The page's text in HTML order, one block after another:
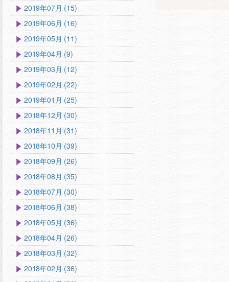
2019年07月 (15)
2019年06月 (16)
2019年05月 (11)
2019年04月 (9)
2019年03月 (12)
2019年02月 (22)
2019年01月 (25)
2018年12月 (30)
2018年11月 (31)
2018年10月 (39)
2018年09月 (26)
2018年08月 (35)
2018年07月 (30)
2018年06月 (38)
2018年05月 (36)
2018年04月 (26)
2018年03月 (32)
2018年02月 (36)